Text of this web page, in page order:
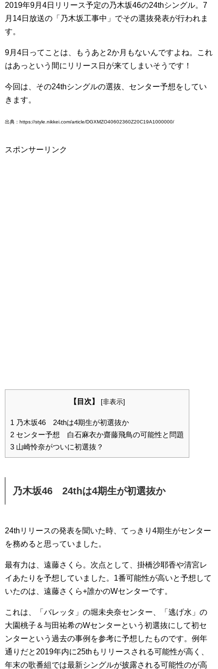
2019年9月4日リリース予定の乃木坂46の24thシングル。7
月14日放送の「乃木坂工事中」でその選抜発表が行われま
す。
9月4日ってことは、もうあと2か月もないんですよね。これ
はあっという間にリリース日が来てしまいそうです！
今回は、その24thシングルの選抜、センター予想をしてい
きます。
出典：https://style.nikkei.com/article/DGXMZO40602360Z20C19A1000000/
スポンサーリンク
【目次】 [非表示]
1 乃木坂46 24thは4期生が初選抜か
2 センター予想 白石麻衣か齋藤飛鳥の可能性と問題
3 山崎怜奈がついに初選抜？
乃木坂46 24thは4期生が初選抜か
24thリリースの発表を聞いた時、てっきり4期生がセンター
を務めると思っていました。
最有力は、遠藤さくら。次点として、掛橋沙耶香や清宮レ
イあたりを予想していました。1番可能性が高いと予想して
いたのは、遠藤さくら+誰かのWセンターです。
これは、「バレッタ」の堀未央奈センター、「逃げ水」の
大園桃子＆与田祐希のWセンターという初選抜にして初セ
ンターという過去の事例を参考に予想したものです。例年
通りだと2019年内に25thもリリースされる可能性が高く、
年末の歌番組では最新シングルが披露される可能性のが高